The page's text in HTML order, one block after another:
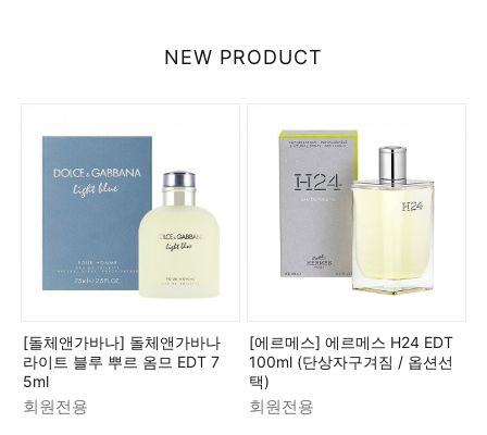
NEW PRODUCT
[돌체앤가바나] 돌체앤가바나
라이트 블루 뿌르 옴므 EDT 7
5ml
회원전용
[에르메스] 에르메스 H24 EDT
100ml (단상자구겨짐 / 옵션선
택)
회원전용